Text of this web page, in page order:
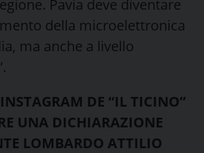
Pavia deve diventare
della microelettronica
ma anche a livello
DE “IL TICINO”
UNA DICHIARAZIONE
LOMBARDO ATTILIO